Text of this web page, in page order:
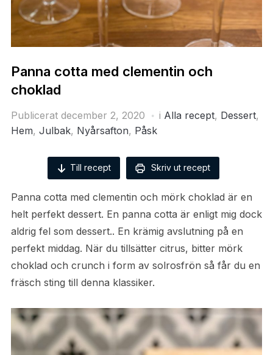
Panna cotta med clementin och
choklad
Publicerat december 2, 2020 i Alla recept, Dessert,
Hem, Julbak, Nyårsafton, Påsk
Till recept Skriv ut recept
Panna cotta med clementin och mörk choklad är en
helt perfekt dessert. En panna cotta är enligt mig dock
aldrig fel som dessert.. En krämig avslutning på en
perfekt middag. När du tillsätter citrus, bitter mörk
choklad och crunch i form av solrosfrön så får du en
fräsch sting till denna klassiker.